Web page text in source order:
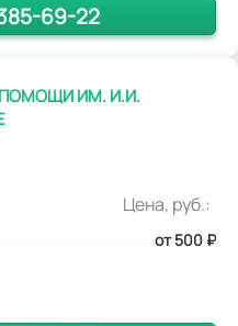
69-22
ИМ. И.И.
Цена, руб.:
от 500 ₽